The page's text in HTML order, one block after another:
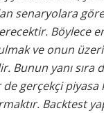
senaryolara
Böylece
ve onun
Bunun yanı sıra
gerçekçi piyasa
Backtest